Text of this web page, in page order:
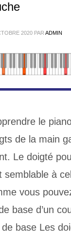
2020 PAR ADMIN
le
de la main
Le doigté
semblable à
vous
base d’un
base Les